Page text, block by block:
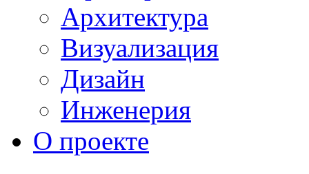
Архитектура
Визуализация
Дизайн
Инженерия
О проекте